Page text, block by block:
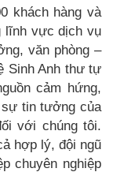
khách hàng và
lĩnh vực dịch vụ
văn phòng –
Sinh Anh thư tự
cảm hứng,
tin tưởng của
với chúng tôi.
hợp lý, đội ngũ
chuyên nghiệp